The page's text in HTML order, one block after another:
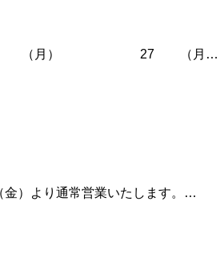
20 （月） 27 （月…
金）より通常営業いたします。…